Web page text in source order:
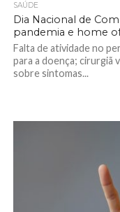
SAÚDE
Dia Nacional de
pandemia e home
Falta de atividade no
para a doença; cirurgiã
sobre sintomas...